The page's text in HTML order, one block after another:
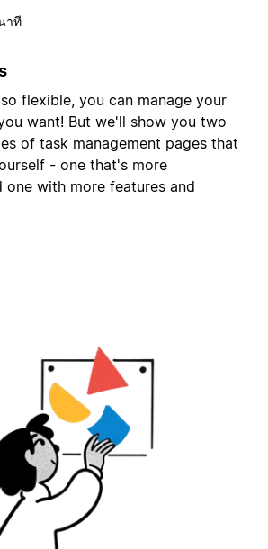
าที
flexible, you can manage your
want! But we'll show you two
of task management pages that
- one that's more
one with more features and